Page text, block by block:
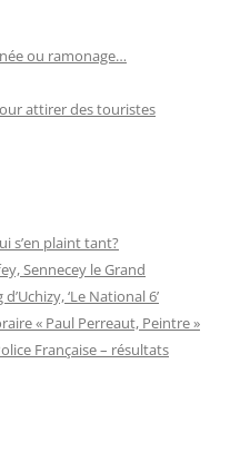
ou ramonage…
attirer des touristes
s’en plaint tant?
Sennecey le Grand
‘Le National 6’
« Paul Perreaut, Peintre »
Française – résultats